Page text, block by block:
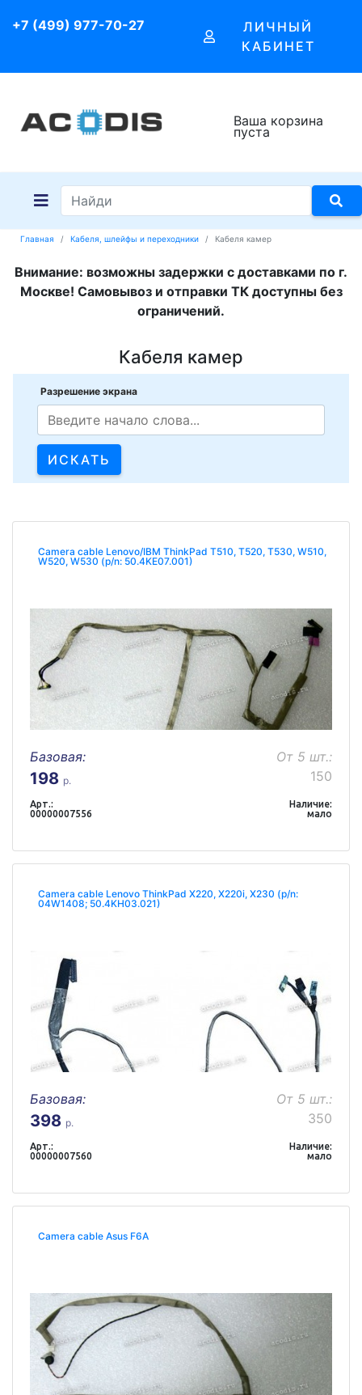
+7 (499) 977-70-27
ЛИЧНЫЙ
КАБИНЕТ
Ваша корзина
пуста
Главная Кабеля, шлейфы и переходники Кабеля камер
Внимание: возможны задержки с доставками по г.
Москве! Самовывоз и отправки ТК доступны без
ограничений.
Кабеля камер
Разрешение экрана
Camera cable Lenovo/IBM ThinkPad T510, T520, T530, W510,
W520, W530 (p/n: 50.4KE07.001)
Базовая:
198 р.
От 5 шт.:
150
Арт.:
00000007556
Наличие:
мало
Camera cable Lenovo ThinkPad X220, X220i, X230 (p/n:
04W1408; 50.4KH03.021)
Базовая:
398 р.
От 5 шт.:
350
Арт.:
00000007560
Наличие:
мало
Camera cable Asus F6A